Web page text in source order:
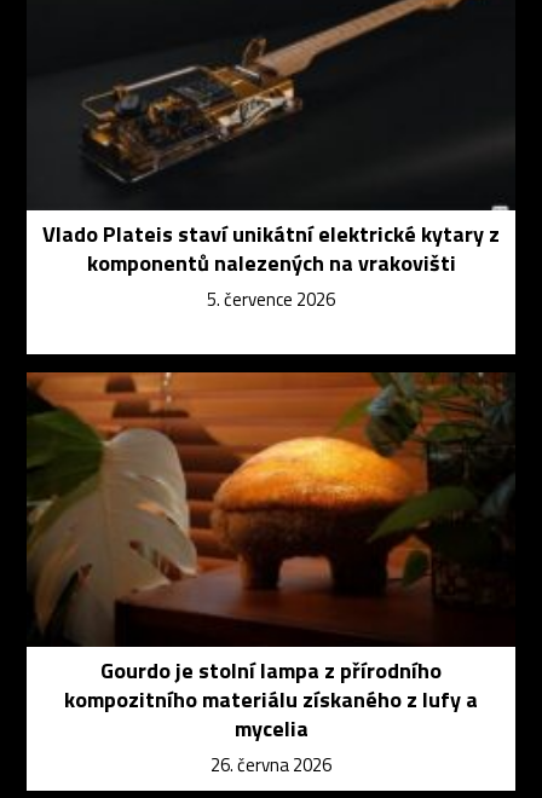
Vlado Plateis staví unikátní elektrické kytary z
komponentů nalezených na vrakovišti
5. července 2026
Gourdo je stolní lampa z přírodního
kompozitního materiálu získaného z lufy a
mycelia
26. června 2026